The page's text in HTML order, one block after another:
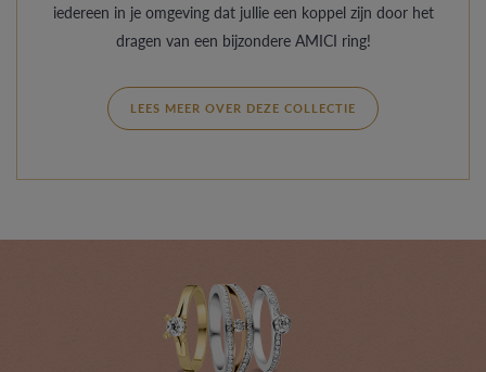
iedereen in je omgeving dat jullie een koppel zijn door het
dragen van een bijzondere AMICI ring!
LEES MEER OVER DEZE COLLECTIE